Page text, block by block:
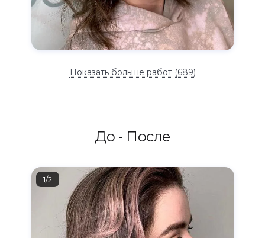
Показать больше работ (689)
До - После
1/2